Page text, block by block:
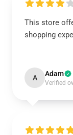
This store
shopping
A Adam
Verified